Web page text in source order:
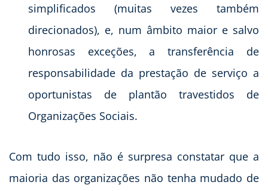
simplificados (muitas vezes também
direcionados), e, num âmbito maior e salvo
honrosas exceções, a transferência de
responsabilidade da prestação de serviço a
oportunistas de plantão travestidos de
Organizações Sociais.
Com tudo isso, não é surpresa constatar que a
maioria das organizações não tenha mudado de